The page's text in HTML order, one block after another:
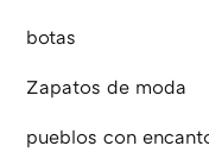
botas
Zapatos de moda
pueblos con